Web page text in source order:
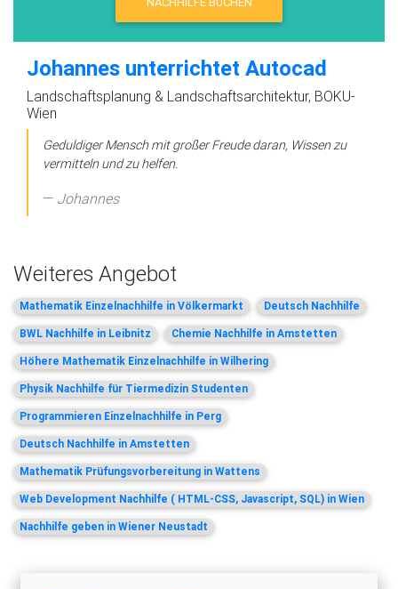
Johannes unterrichtet Autocad
Landschaftsplanung & Landschaftsarchitektur, BOKU-
Wien
Geduldiger Mensch mit großer Freude daran, Wissen zu
vermitteln und zu helfen.
Johannes
Weiteres Angebot
Mathematik Einzelnachhilfe in Völkermarkt Deutsch Nachhilfe
BWL Nachhilfe in Leibnitz Chemie Nachhilfe in Amstetten
Höhere Mathematik Einzelnachhilfe in Wilhering
Physik Nachhilfe für Tiermedizin Studenten
Programmieren Einzelnachhilfe in Perg
Deutsch Nachhilfe in Amstetten
Mathematik Prüfungsvorbereitung in Wattens
Web Development Nachhilfe ( HTML-CSS, Javascript, SQL) in Wien
Nachhilfe geben in Wiener Neustadt